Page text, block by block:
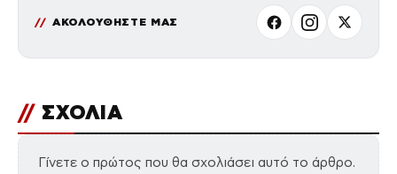
ΑΚΟΛΟΥΘΗΣΤΕ ΜΑΣ
// ΣΧΟΛΙΑ
Γίνετε ο πρώτος που θα σχολιάσει αυτό το άρθρο.